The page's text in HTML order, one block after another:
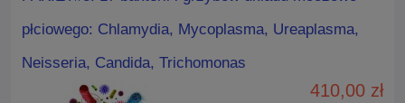
płciowego: Chlamydia, Mycoplasma, Ureaplasma,
Neisseria, Candida, Trichomonas
410,00 zł